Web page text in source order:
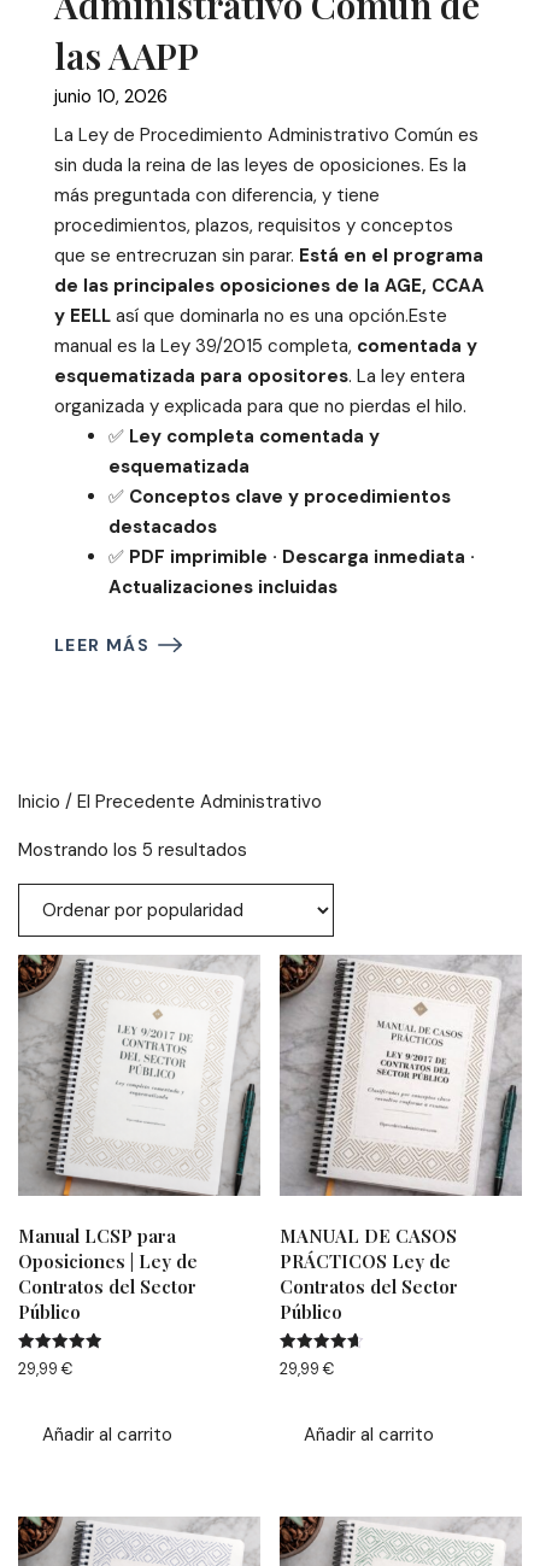
las AAPP
junio 10, 2026
La Ley de Procedimiento Administrativo Común es
sin duda la reina de las leyes de oposiciones. Es la
más preguntada con diferencia, y tiene
procedimientos, plazos, requisitos y conceptos
que se entrecruzan sin parar. Está en el programa
de las principales oposiciones de la AGE, CCAA
y EELL así que dominarla no es una opción.Este
manual es la Ley 39/2015 completa, comentada y
esquematizada para opositores. La ley entera
organizada y explicada para que no pierdas el hilo.
✅ Ley completa comentada y
esquematizada
✅ Conceptos clave y procedimientos
destacados
✅ PDF imprimible · Descarga inmediata ·
Actualizaciones incluidas
LEER MÁS
Inicio / El Precedente Administrativo
Mostrando los 5 resultados
por
popularidad
Manual LCSP para
Oposiciones | Ley de
Contratos del Sector
Público
Valorado
con
29,99€
Añadir al carrito
MANUAL DE CASOS
PRÁCTICOS Ley de
Contratos del Sector
Público
Valorado
con
29,99€
Añadir al carrito